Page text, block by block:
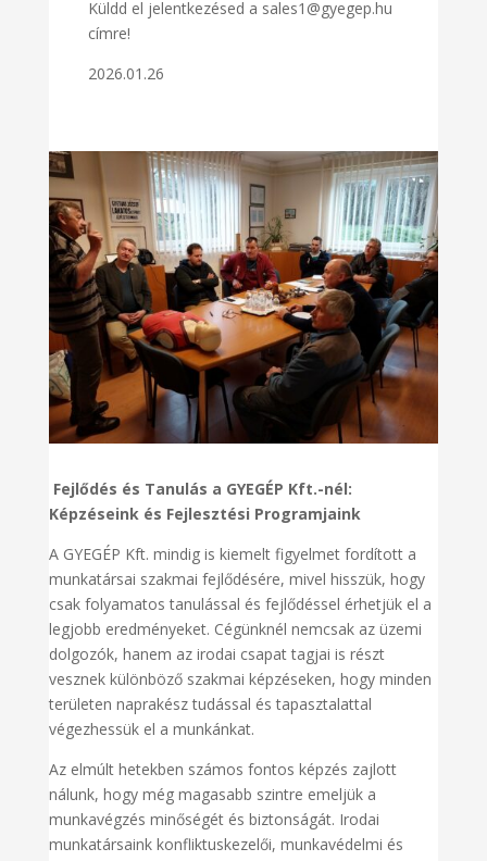
Küldd el jelentkezésed a sales1@gyegep.hu
címre!
2026.01.26
Fejlődés és Tanulás a GYEGÉP Kft.-nél:
Képzéseink és Fejlesztési Programjaink
A GYEGÉP Kft. mindig is kiemelt figyelmet fordított a
munkatársai szakmai fejlődésére, mivel hisszük, hogy
csak folyamatos tanulással és fejlődéssel érhetjük el a
legjobb eredményeket. Cégünknél nemcsak az üzemi
dolgozók, hanem az irodai csapat tagjai is részt
vesznek különböző szakmai képzéseken, hogy minden
területen naprakész tudással és tapasztalattal
végezhessük el a munkánkat.
Az elmúlt hetekben számos fontos képzés zajlott
nálunk, hogy még magasabb szintre emeljük a
munkavégzés minőségét és biztonságát. Irodai
munkatársaink konfliktuskezelői, munkavédelmi és